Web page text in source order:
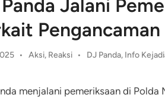
Jalani
Pengancaman
•
Posted
Aksi, Reaksi • DJ Panda, Info
menjalani pemeriksaan di